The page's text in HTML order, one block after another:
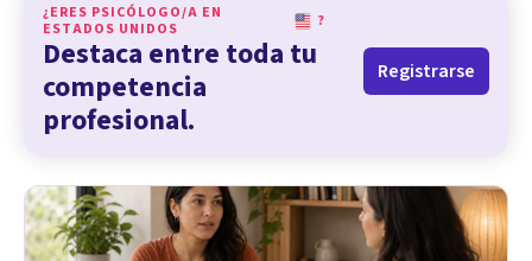
¿ERES PSICÓLOGO/A EN
ESTADOS UNIDOS
?
Destaca entre toda tu
competencia
profesional.
Registrarse